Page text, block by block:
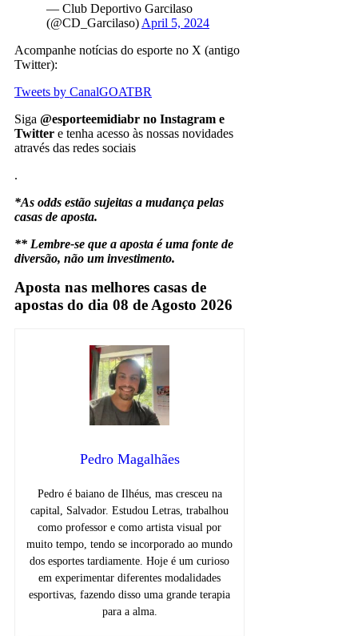
— Club Deportivo Garcilaso
(@CD_Garcilaso) April 5, 2024
Acompanhe notícias do esporte no X (antigo
Twitter):
Tweets by CanalGOATBR
Siga @esporteemidiabr no Instagram e
Twitter e tenha acesso às nossas novidades
através das redes sociais
.
*As odds estão sujeitas a mudança pelas
casas de aposta.
** Lembre-se que a aposta é uma fonte de
diversão, não um investimento.
Aposta nas melhores casas de
apostas do dia 08 de Agosto 2026
Pedro Magalhães
Pedro é baiano de Ilhéus, mas cresceu na
capital, Salvador. Estudou Letras, trabalhou
como professor e como artista visual por
muito tempo, tendo se incorporado ao mundo
dos esportes tardiamente. Hoje é um curioso
em experimentar diferentes modalidades
esportivas, fazendo disso uma grande terapia
para a alma.